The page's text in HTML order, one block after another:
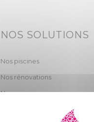
NOS SOLUTIONS
Nos piscines
Nos rénovations
Nos spas